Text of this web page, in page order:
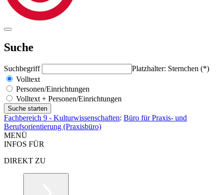
Suche
Suchbegriff
Platzhalter: Sternchen (*)
Volltext
Personen/Einrichtungen
Volltext + Personen/Einrichtungen
Fachbereich 9 - Kulturwissenschaften: Büro für Praxis- und
Berufsorientierung (Praxisbüro)
MENÜ
INFOS FÜR
DIREKT ZU